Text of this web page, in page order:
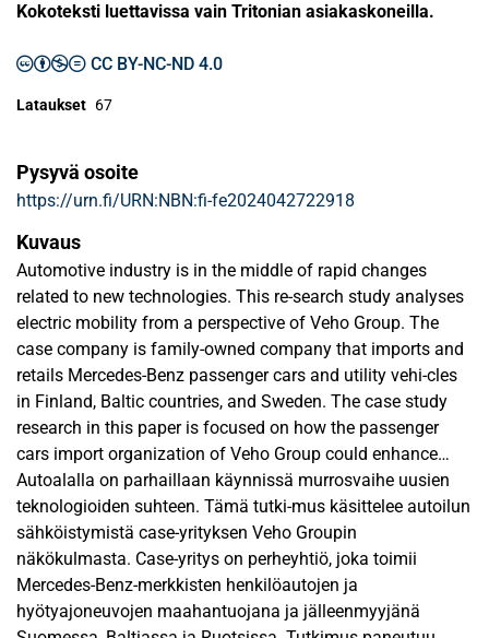
Kokoteksti luettavissa vain Tritonian asiakaskoneilla.
CC BY-NC-ND 4.0
Lataukset 67
Pysyvä osoite
https://urn.fi/URN:NBN:fi-fe2024042722918
Kuvaus
Automotive industry is in the middle of rapid changes
related to new technologies. This re-search study analyses
electric mobility from a perspective of Veho Group. The
case company is family-owned company that imports and
retails Mercedes-Benz passenger cars and utility vehi-cles
in Finland, Baltic countries, and Sweden. The case study
research in this paper is focused on how the passenger
cars import organization of Veho Group could enhance
organizational learning by utilizing salespeople’s tacit
knowledge about customers. The data to the empirical
research is collected by interviewing salespeople about
their own and customer’s views on electric mobility. The
research seeks understanding on how to learn to learn in
cooperation to sell electric vehicles and in a wider
Autoalalla on parhaillaan käynnissä murrosvaihe uusien
teknologioiden suhteen. Tämä tutki-mus käsittelee autoilun
sähköistymistä case-yrityksen Veho Groupin
näkökulmasta. Case-yritys on perheyhtiö, joka toimii
Mercedes-Benz-merkkisten henkilöautojen ja
hyötyajoneuvojen maahantuojana ja jälleenmyyjänä